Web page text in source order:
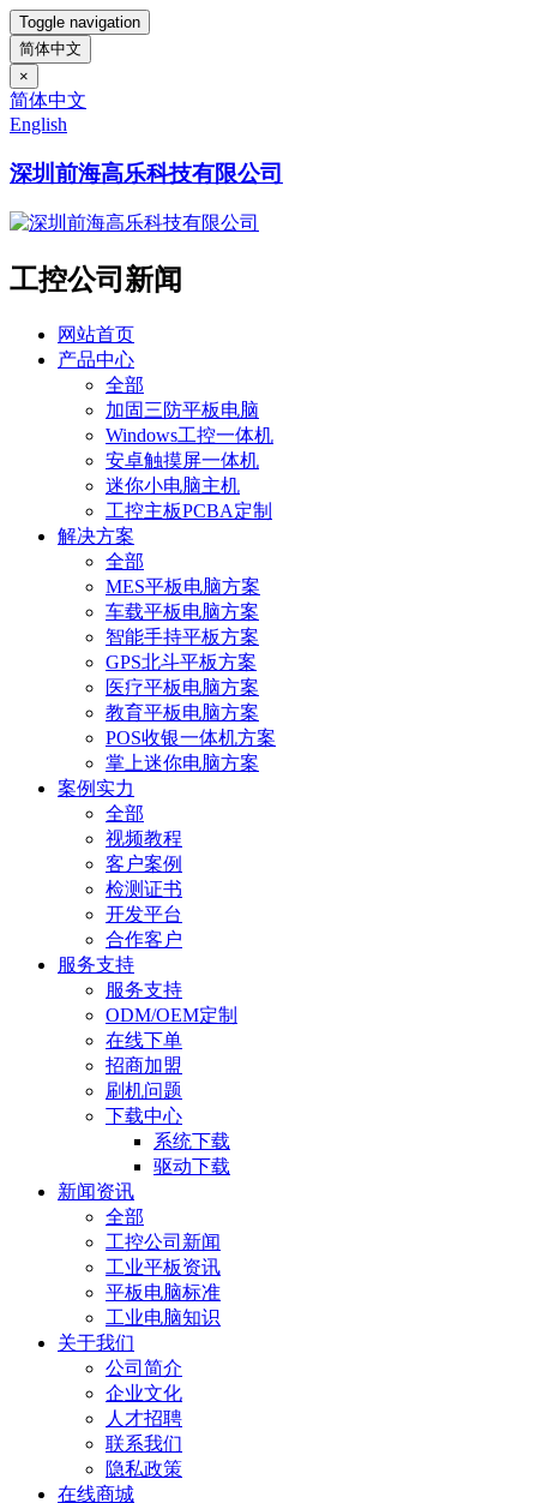
Toggle navigation
简体中文
×
简体中文
English
深圳前海高乐科技有限公司
工控公司新闻
网站首页
产品中心
全部
加固三防平板电脑
Windows工控一体机
安卓触摸屏一体机
迷你小电脑主机
工控主板PCBA定制
解决方案
全部
MES平板电脑方案
车载平板电脑方案
智能手持平板方案
GPS北斗平板方案
医疗平板电脑方案
教育平板电脑方案
POS收银一体机方案
掌上迷你电脑方案
案例实力
全部
视频教程
客户案例
检测证书
开发平台
合作客户
服务支持
服务支持
ODM/OEM定制
在线下单
招商加盟
刷机问题
下载中心
系统下载
驱动下载
新闻资讯
全部
工控公司新闻
工业平板资讯
平板电脑标准
工业电脑知识
关于我们
公司简介
企业文化
人才招聘
联系我们
隐私政策
在线商城